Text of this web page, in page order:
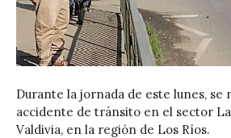
Durante la jornada de este lunes, se
accidente de tránsito en el sector
Valdivia, en la región de Los Ríos.